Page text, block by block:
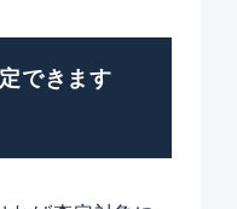
できます